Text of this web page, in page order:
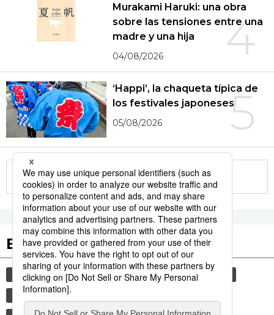
4
Murakami Haruki: una obra
sobre las tensiones entre una
madre y una hija
04/08/2026
5
‘Happi’, la chaqueta típica de
los festivales japoneses
05/08/2026
More in this series
Etiquetas destacadas
cultura sociedad gastronomía
vida
comida